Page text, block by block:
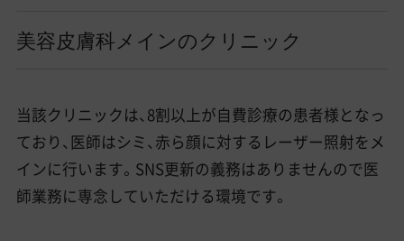
美容皮膚科メインのクリニック
当該クリニックは、8割以上が自費診療の患者様となっ
ており、医師はシミ、赤ら顔に対するレーザー照射をメ
インに行います。SNS更新の義務はありませんので医
師業務に専念していただける環境です。